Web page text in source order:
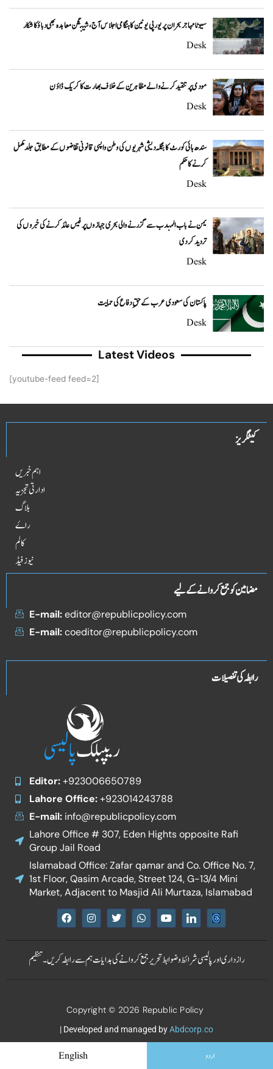
سیوٹا مہاجر بحران پر یورپی یونین کا ہنگامی اجلاس آج، شینگن معاہدہ بھی دباؤ کا شکار
Desk
مودی پر تنقید کرنے والے مظاہرین کے خلاف بھارت کا کریک ڈاؤن
Desk
سندھ ہائی کورٹ کا بنگلہ دیشی شہریوں کی وطن واپسی قانونی تقاضوں کے مطابق جلد مکمل
کرنے کا حکم
Desk
یمن نے باب المندب سے گزرنے والی بحری جہازوں پر فیس عائد کرنے کی خبروں کی
تردید کر دی
Desk
پاکستان کی سعودی عرب کے حقِ دفاع کی حمایت
Desk
Latest Videos
[youtube-feed feed=2]
کیٹگریز
اہم خبریں
ادارتی تجزیہ
بلاگ
راۓ
کالم
نیوز فیڈ
مضامین کو جمع کروانے کے لیے
E-mail:editor@republicpolicy.com
E-mail:coeditor@republicpolicy.com
رابطہ کی تفصیلات
Editor:+923006650789
Lahore Office:+923014243788
E-mail:info@republicpolicy.com
Lahore Office # 307, Eden Hights opposite Rafi
Group Jail Road
Islamabad Office: Zafar qamar and Co. Office No. 7,
1st Floor, Qasim Arcade, Street 124, G-13/4 Mini
Market, Adjacent to Masjid Ali Murtaza, Islamabad
F
a
e
o
I
n
t
g
T
w
t
t
e
W
h
t
s
a
Y
o
t
b
I
c
n
-
l
d
n
تنظیمہم سے رابطہ کریں۔تحریر جمع کروانے کی ہدایاتشرائط و ضوابطرازداری اور پالیسی
Copyright © 2026 Republic Policy
| Developed and managed byAbdcorp.co
English اردو